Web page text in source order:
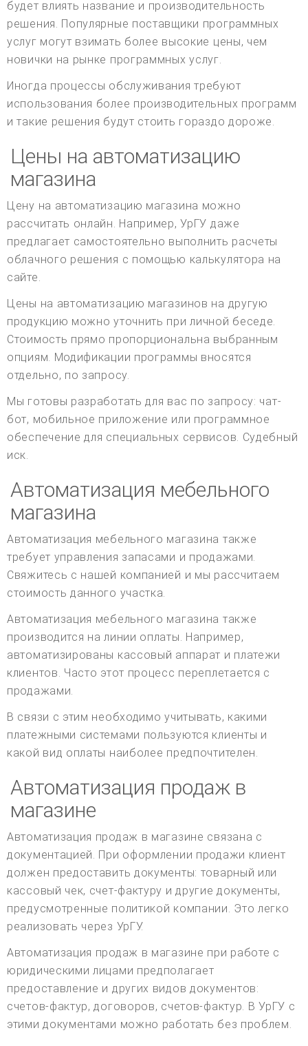
будет влиять название и производительность
решения. Популярные поставщики программных
услуг могут взимать более высокие цены, чем
новички на рынке программных услуг.
Иногда процессы обслуживания требуют
использования более производительных программ
и такие решения будут стоить гораздо дороже.
Цены на автоматизацию
магазина
Цену на автоматизацию магазина можно
рассчитать онлайн. Например, УрГУ даже
предлагает самостоятельно выполнить расчеты
облачного решения с помощью калькулятора на
сайте.
Цены на автоматизацию магазинов на другую
продукцию можно уточнить при личной беседе.
Стоимость прямо пропорциональна выбранным
опциям. Модификации программы вносятся
отдельно, по запросу.
Мы готовы разработать для вас по запросу: чат-
бот, мобильное приложение или программное
обеспечение для специальных сервисов. Судебный
иск.
Автоматизация мебельного
магазина
Автоматизация мебельного магазина также
требует управления запасами и продажами.
Свяжитесь с нашей компанией и мы рассчитаем
стоимость данного участка.
Автоматизация мебельного магазина также
производится на линии оплаты. Например,
автоматизированы кассовый аппарат и платежи
клиентов. Часто этот процесс переплетается с
продажами.
В связи с этим необходимо учитывать, какими
платежными системами пользуются клиенты и
какой вид оплаты наиболее предпочтителен.
Автоматизация продаж в
магазине
Автоматизация продаж в магазине связана с
документацией. При оформлении продажи клиент
должен предоставить документы: товарный или
кассовый чек, счет-фактуру и другие документы,
предусмотренные политикой компании. Это легко
реализовать через УрГУ.
Автоматизация продаж в магазине при работе с
юридическими лицами предполагает
предоставление и других видов документов:
счетов-фактур, договоров, счетов-фактур. В УрГУ с
этими документами можно работать без проблем.